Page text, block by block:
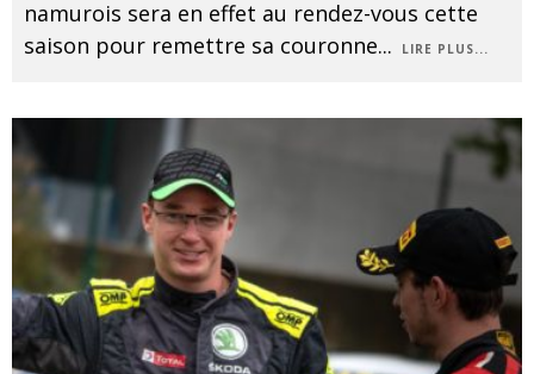
namurois sera en effet au rendez-vous cette
saison pour remettre sa couronne... LIRE PLUS...